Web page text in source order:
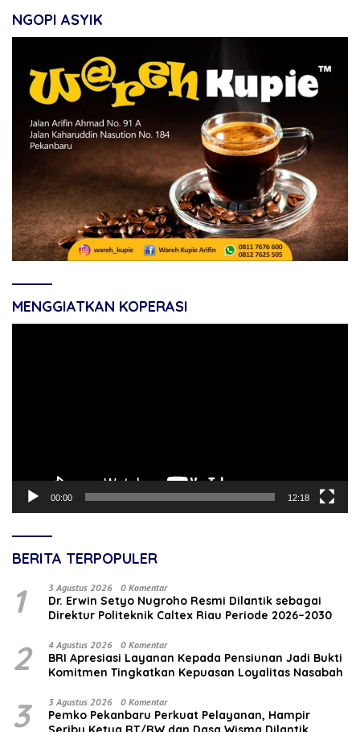
NGOPI ASYIK
MENGGIATKAN KOPERASI
00:00 12:18
BERITA TERPOPULER
1 3 Agustus 2026 0 Komentar
‎Dr. Erwin Setyo Nugroho Resmi Dilantik sebagai
Direktur Politeknik Caltex Riau Periode 2026–2030
2 4 Agustus 2026 0 Komentar
BRI Apresiasi Layanan Kepada Pensiunan Jadi Bukti
Komitmen Tingkatkan Kepuasan Loyalitas Nasabah
3 3 Agustus 2026 0 Komentar
Pemko Pekanbaru Perkuat Pelayanan, Hampir